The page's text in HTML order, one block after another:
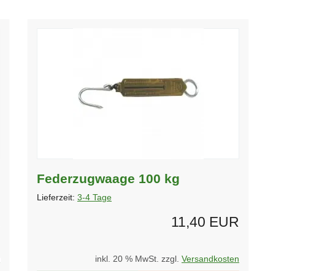
Federzugwaage 100 kg
Lieferzeit: 3-4 Tage
11,40 EUR
inkl. 20 % MwSt. zzgl. Versandkosten